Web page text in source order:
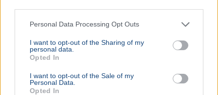
Personal Data Processing Opt Outs
I want to opt-out of the Sharing of my
personal data.
Opted In
I want to opt-out of the Sale of my
Personal Data.
Opted In